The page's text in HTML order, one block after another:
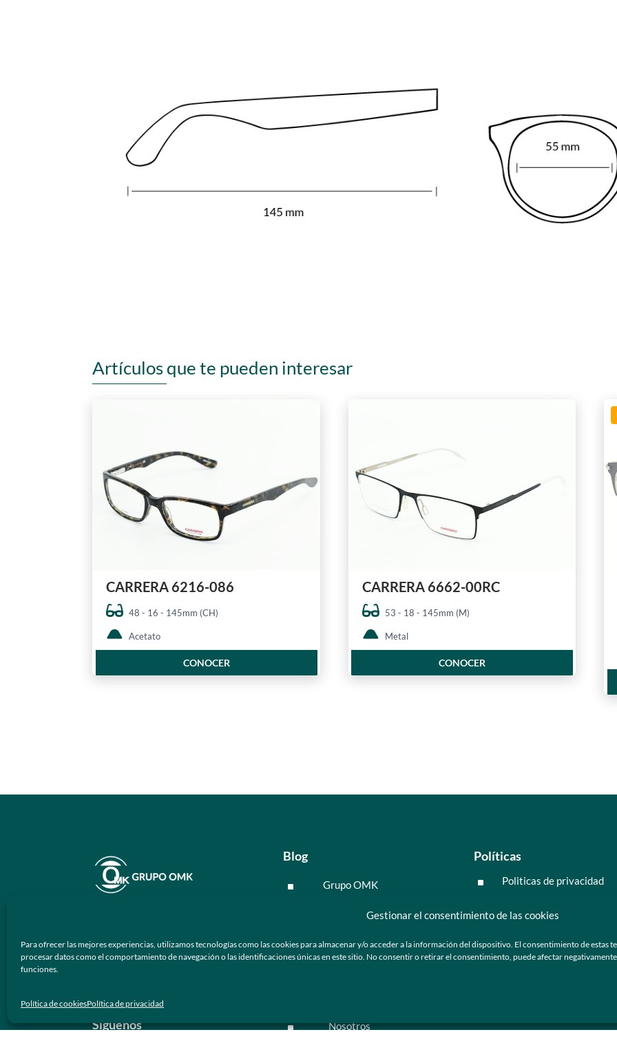
Gestionar el consentimiento de las cookies
Para ofrecer las mejores experiencias, utilizamos tecnologías como las cookies para almacenar y/o acceder a la información del dispositivo. El consentimiento de estas
procesar datos como el comportamiento de navegación o las identificaciones únicas en este sitio. No consentir o retirar el consentimiento, puede afectar
funciones.
Política de cookiesPolítica de privacidad
Artículos que te pueden interesar
CARRERA 6216-086
48 - 16 - 145mm (CH)
Acetato
CONOCER
CARRERA 6662-00RC
53 - 18 - 145mm (M)
Metal
CONOCER
atención de proveer armazones
ópticos y lentes de sol de calidad y
Síguenos
Blog
^ Grupo OMK
Salud y medicina
^ Tecnología
^ Nosotros
Políticas
^ Politicas de privacidad